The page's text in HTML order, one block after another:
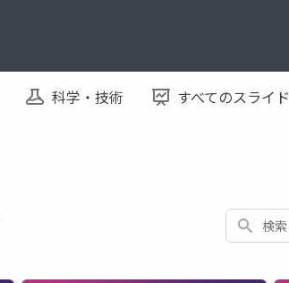
科学・技術 すべてのスライド
検索